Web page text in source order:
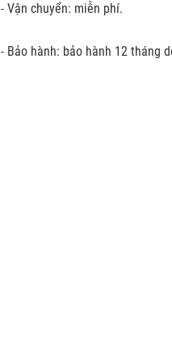
- Vận chuyển: miễn phí.
- Bảo hành: bảo hành 12 tháng